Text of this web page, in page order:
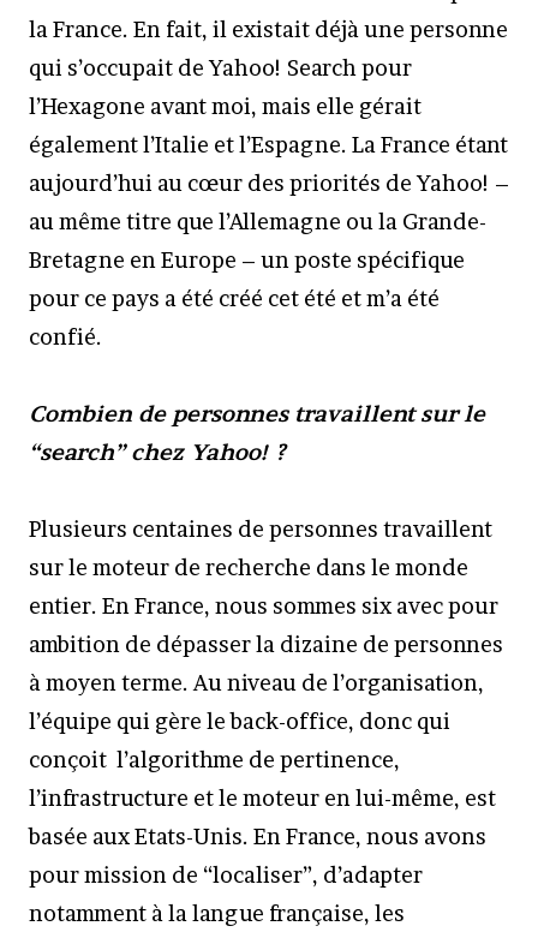
la France. En fait, il existait déjà une personne
qui s’occupait de Yahoo! Search pour
l’Hexagone avant moi, mais elle gérait
également l’Italie et l’Espagne. La France étant
aujourd’hui au cœur des priorités de Yahoo! –
au même titre que l’Allemagne ou la Grande-
Bretagne en Europe – un poste spécifique
pour ce pays a été créé cet été et m’a été
confié.
Combien de personnes travaillent sur le
“search” chez Yahoo! ?
Plusieurs centaines de personnes travaillent
sur le moteur de recherche dans le monde
entier. En France, nous sommes six avec pour
ambition de dépasser la dizaine de personnes
à moyen terme. Au niveau de l’organisation,
l’équipe qui gère le back-office, donc qui
conçoit l’algorithme de pertinence,
l’infrastructure et le moteur en lui-même, est
basée aux Etats-Unis. En France, nous avons
pour mission de “localiser”, d’adapter
notamment à la langue française, les